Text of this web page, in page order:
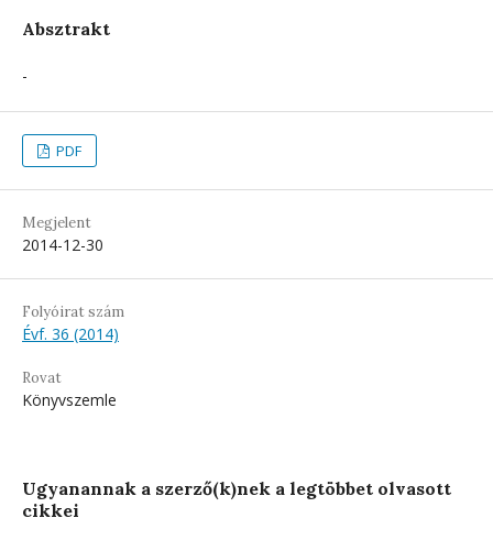
Absztrakt
-
PDF
Megjelent
2014-12-30
Folyóirat szám
Évf. 36 (2014)
Rovat
Könyvszemle
Ugyanannak a szerző(k)nek a legtöbbet olvasott
cikkei